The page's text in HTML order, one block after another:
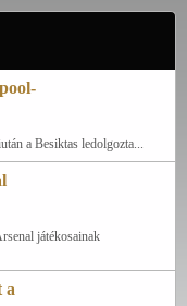
a Besiktas ledolgozta...
játékosainak
a